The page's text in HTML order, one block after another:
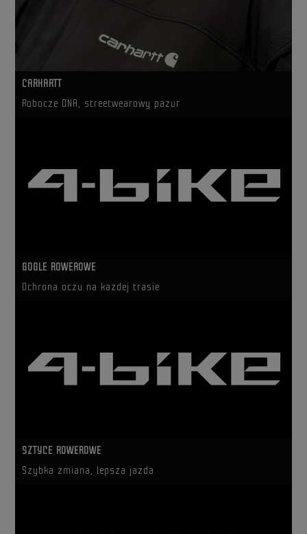
CARHARTT
Robocze DNA, streetwearowy pazur
GOGLE ROWEROWE
Ochrona oczu na każdej trasie
SZTYCE ROWEROWE
Szybka zmiana, lepsza jazda